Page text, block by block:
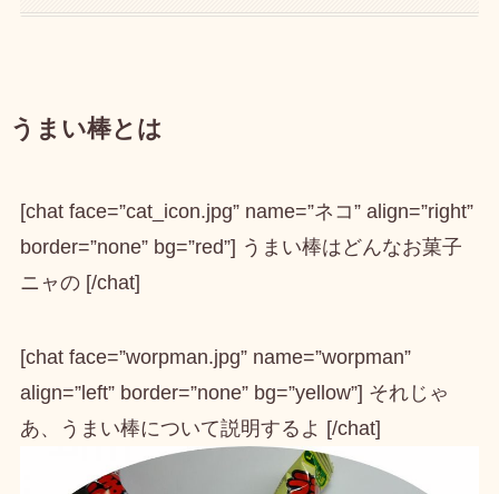
うまい棒とは
[chat face=”cat_icon.jpg” name=”ネコ” align=”right”
border=”none” bg=”red”] うまい棒はどんなお菓子
ニャの [/chat]
[chat face=”worpman.jpg” name=”worpman”
align=”left” border=”none” bg=”yellow”] それじゃ
あ、うまい棒について説明するよ [/chat]